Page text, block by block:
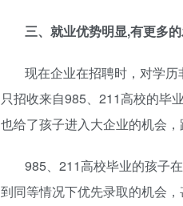
三、就业优势明显,有更多
现在企业在招聘时，对学
只招收来自985、211高校的毕
也给了孩子进入大企业的机会，
985、211高校毕业的孩子
到同等情况下优先录取的机会